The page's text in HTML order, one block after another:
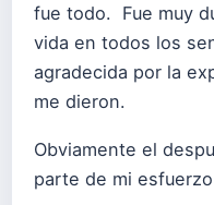
fue todo. Fue muy
vida en todos los
agradecida por la
me dieron.
Obviamente el
parte de mi